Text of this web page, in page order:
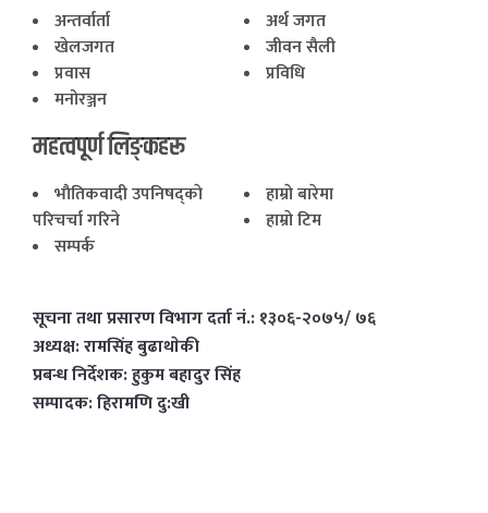
अन्तर्वार्ता
अर्थ जगत
खेलजगत
जीवन सैली
प्रवास
प्रविधि
मनोरञ्जन
महत्वपूर्ण लिङ्कहरू
भाैतिकवादी उपनिषद्काे
परिचर्चा गरिने
हाम्राे बारेमा
हाम्राे टिम
सम्पर्क
सूचना तथा प्रसारण विभाग दर्ता नं.: १३०६-२०७५/ ७६
अध्यक्ष: रामसिंह बुढाथाेकी
प्रबन्ध निर्देशक: हुकुम बहादुर सिंह
सम्पादक: हिरामणि दु:खी